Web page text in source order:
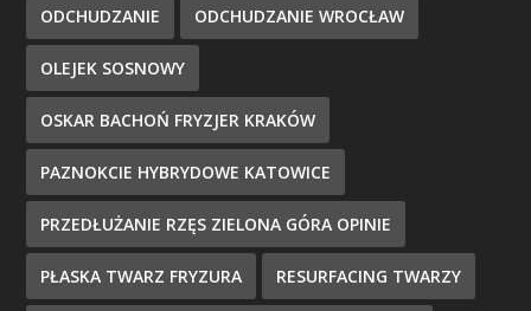
ODCHUDZANIE ODCHUDZANIE WROCŁAW
OLEJEK SOSNOWY
OSKAR BACHOŃ FRYZJER KRAKÓW
PAZNOKCIE HYBRYDOWE KATOWICE
PRZEDŁUŻANIE RZĘS ZIELONA GÓRA OPINIE
PŁASKA TWARZ FRYZURA RESURFACING TWARZY